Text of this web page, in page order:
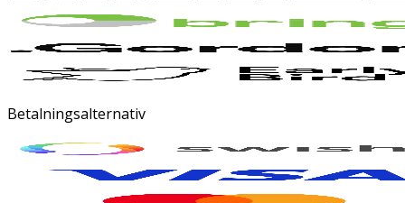
Betalningsalternativ